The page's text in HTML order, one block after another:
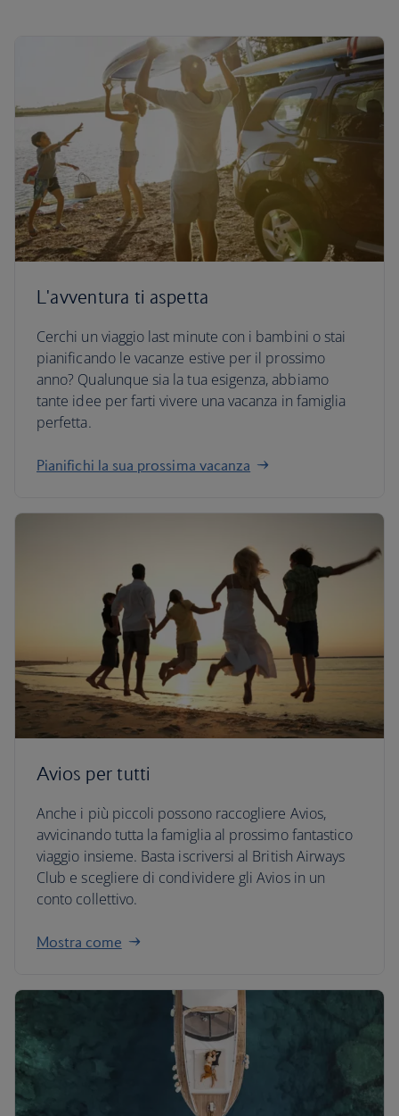
L'avventura ti aspetta
Cerchi un viaggio last minute con i bambini o stai
pianificando le vacanze estive per il prossimo
anno? Qualunque sia la tua esigenza, abbiamo
tante idee per farti vivere una vacanza in famiglia
perfetta.
Pianifichi la sua prossima vacanza
Avios per tutti
Anche i più piccoli possono raccogliere Avios,
avvicinando tutta la famiglia al prossimo fantastico
viaggio insieme. Basta iscriversi al British Airways
Club e scegliere di condividere gli Avios in un
conto collettivo.
Mostra come